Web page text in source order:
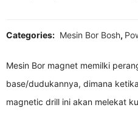
Categories: Mesin Bor Bosh,
Mesin Bor magnet memilki
base/dudukannya, dimana
magnetic drill ini akan melekat